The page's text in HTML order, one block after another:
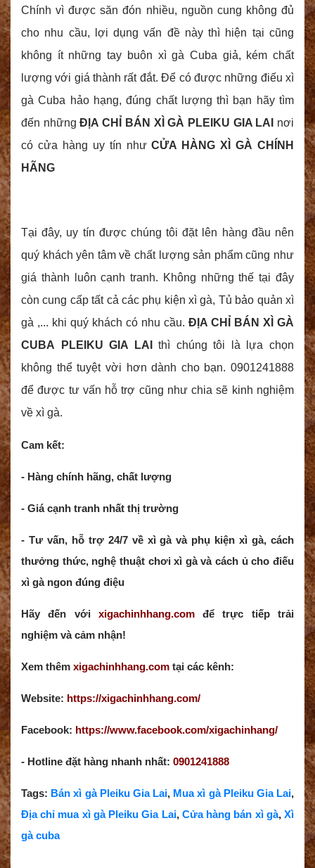
Chính vì được săn đón nhiều, nguồn cung không đủ
cho nhu cầu, lợi dụng vấn đề này thì hiện tại cũng
không ít những tay buôn xì gà Cuba giả, kém chất
lượng với giá thành rất đắt. Để có được những điếu xì
gà Cuba hảo hạng, đúng chất lượng thì bạn hãy tìm
đến nhữngĐỊA CHỈ BÁN XÌ GÀ PLEIKU GIA LAI
nơi
có cửa hàng uy tín nhưCỬA HÀNG XÌ GÀ CHÍNH
HÃNG
Tại đây, uy tín được chúng tôi đặt lên hàng đầu nên
quý khách yên tâm về chất lượng sản phẩm cũng như
giá thành luôn cạnh tranh. Không những thế tại đây
còn cung cấp tất cả các phụ kiện xì gà, Tủ bảo quản xì
gà ,... khi quý khách có nhu cầu. ĐỊA CHỈ BÁN XÌ GÀ
CUBA PLEIKU GIA LAI
thì chúng tôi là lựa chọn
không thể tuyệt vời hơn dành cho bạn. 0901241888
để được tư vấn hỗ trợ cũng như chia sẽ kinh nghiệm
về xì gà.
Cam kết:
- Hàng chính hãng, chất lượng
- Giá cạnh tranh nhất thị trường
- Tư vấn, hỗ trợ 24/7 về xì gà và phụ kiện xì gà, cách
thưởng thức, nghệ thuật chơi xì gà và cách ủ cho điếu
xì gà ngon đúng điệu
Hãy đến với xigachinhhang.comđể trực tiếp trải
nghiệm và cảm nhận!
Xem thêm xigachinhhang.com tại các kênh:
Website: https://xigachinhhang.com/
Facebook: https://www.facebook.com/xigachinhang/
- Hotline đặt hàng nhanh nhất: 0901241888
Tags: Bán xì gà Pleiku Gia Lai, Mua xì gà Pleiku Gia Lai,
Địa chỉ mua xì gà Pleiku Gia Lai, Cửa hàng bán xì gà,Xì
gà cuba